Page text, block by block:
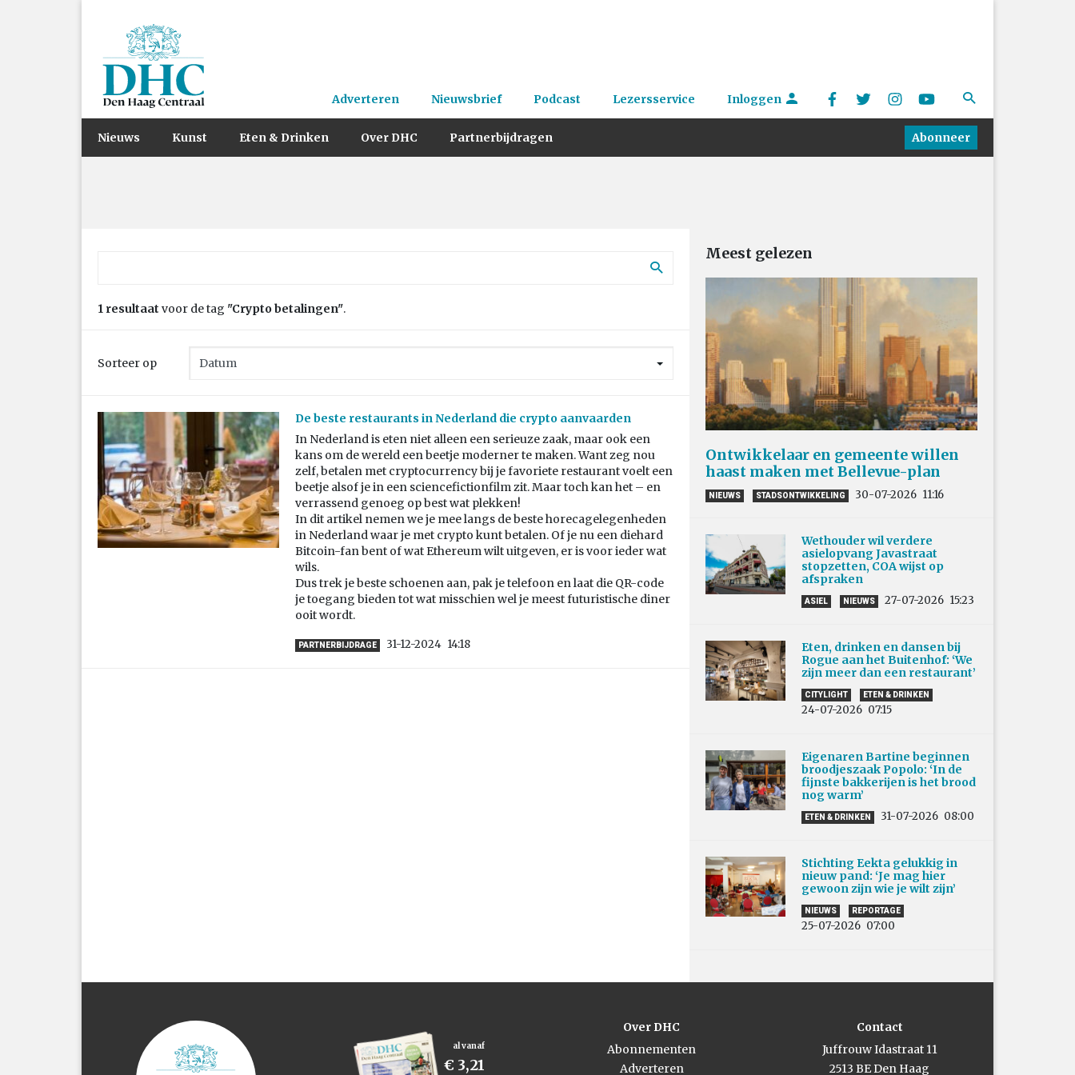
Adverteren Nieuwsbrief Podcast Lezersservice Inloggen
Nieuws Kunst Eten & Drinken Over DHC Partnerbijdragen Abonneer
1 resultaat voor de tag "Crypto betalingen".
Sorteer op
De beste restaurants in Nederland die crypto aanvaarden
In Nederland is eten niet alleen een serieuze zaak, maar ook een
kans om de wereld een beetje moderner te maken. Want zeg nou
zelf, betalen met cryptocurrency bij je favoriete restaurant voelt een
beetje alsof je in een sciencefictionfilm zit. Maar toch kan het – en
verrassend genoeg op best wat plekken!
In dit artikel nemen we je mee langs de beste horecagelegenheden
in Nederland waar je met crypto kunt betalen. Of je nu een diehard
Bitcoin-fan bent of wat Ethereum wilt uitgeven, er is voor ieder wat
wils.
Dus trek je beste schoenen aan, pak je telefoon en laat die QR-code
je toegang bieden tot wat misschien wel je meest futuristische diner
ooit wordt.
PARTNERBIJDRAGE 31-12-2024 14:18
Meest gelezen
Ontwikkelaar en gemeente willen
haast maken met Bellevue-plan
NIEUWS STADSONTWIKKELING 30-07-2026 11:16
Wethouder wil verdere
asielopvang Javastraat
stopzetten, COA wijst op
afspraken
ASIEL NIEUWS 27-07-2026 15:23
Eten, drinken en dansen bij
Rogue aan het Buitenhof: ‘We
zijn meer dan een restaurant’
CITYLIGHT ETEN & DRINKEN
24-07-2026 07:15
Eigenaren Bartine beginnen
broodjeszaak Popolo: ‘In de
fijnste bakkerijen is het brood
nog warm’
ETEN & DRINKEN 31-07-2026 08:00
Stichting Eekta gelukkig in
nieuw pand: ‘Je mag hier
gewoon zijn wie je wilt zijn’
NIEUWS REPORTAGE
25-07-2026 07:00
al vanaf
€ 3,21
Over DHC
Abonnementen
Adverteren
Contact
Juffrouw Idastraat 11
2513 BE Den Haag